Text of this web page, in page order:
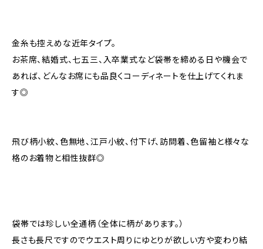
金糸も控えめな近年タイプ。
お茶席、結婚式、七五三、入卒業式など袋帯を締める日や機会で
あれば、どんなお席にも品良くコーディネートを仕上げてくれま
す◎
飛び柄小紋、色無地、江戸小紋、付下げ、訪問着、色留袖と様々な
格のお着物と相性抜群◎
袋帯では珍しい全通柄（全体に柄があります。）
長さも長尺ですのでウエスト周りにゆとりが欲しい方や変わり結